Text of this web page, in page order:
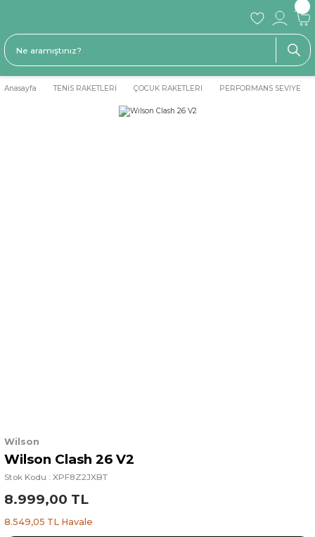
Anasayfa TENİS RAKETLERİ ÇOCUK RAKETLERI PERFORMANS SEVIYE
Wilson
Wilson Clash 26 V2
Stok Kodu : XPF8Z2JXBT
8.999,00 TL
8.549,05 TL Havale